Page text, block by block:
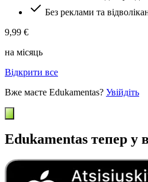
Без реклами та
9,99 €
на місяць
Відкрити все
Вже маєте Edukamentas? Увійдіть
Edukamentas тепер у